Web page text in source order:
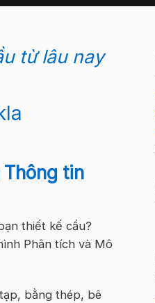
từ lâu nay
tin
thiết kế cầu?
Phân tích và Mô
bằng thép, bê